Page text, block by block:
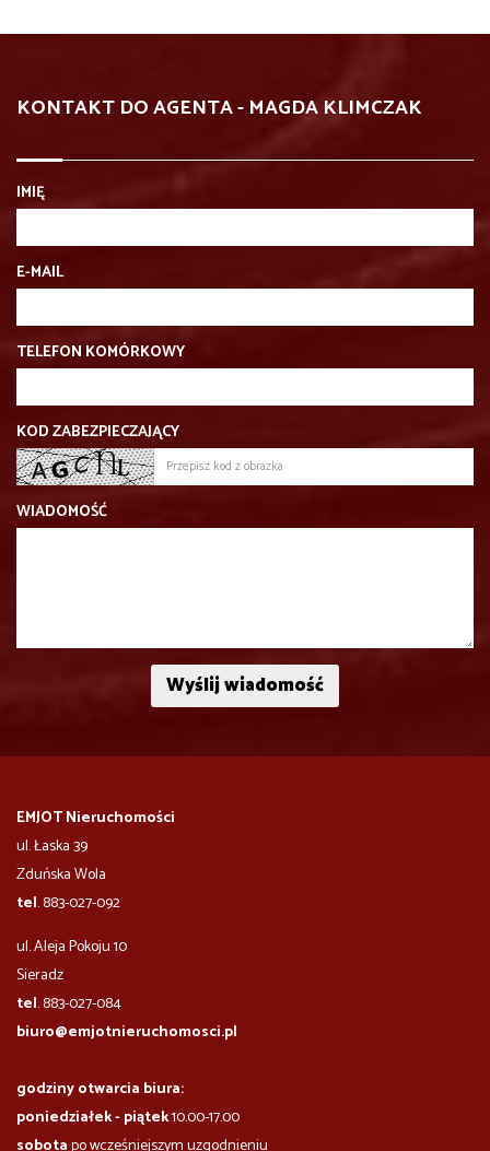
KONTAKT DO AGENTA - MAGDA KLIMCZAK
IMIĘ
E-MAIL
TELEFON KOMÓRKOWY
KOD ZABEZPIECZAJĄCY
WIADOMOŚĆ
EMJOT Nieruchomości
ul. Łaska 39
Zduńska Wola
tel. 883-027-092
ul. Aleja Pokoju 10
​​​​​Sieradz
tel. 883-027-084
biuro@emjotnieruchomosci.pl
godziny otwarcia biura:
poniedziałek - piątek10.00-17.00
sobotapo wcześniejszym uzgodnieniu